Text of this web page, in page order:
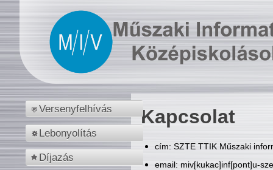
Versenyfelhívás
Lebonyolítás
Díjazás
Kapcsolat
cím: SZTE TTIK Műszaki
email: miv[kukac]inf[pont]u-